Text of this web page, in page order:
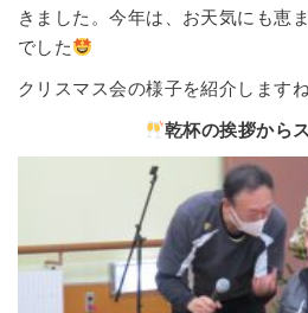
きました。今年は、お天気にも恵
でした
クリスマス会の様子を紹介しますね
乾杯の挨拶から